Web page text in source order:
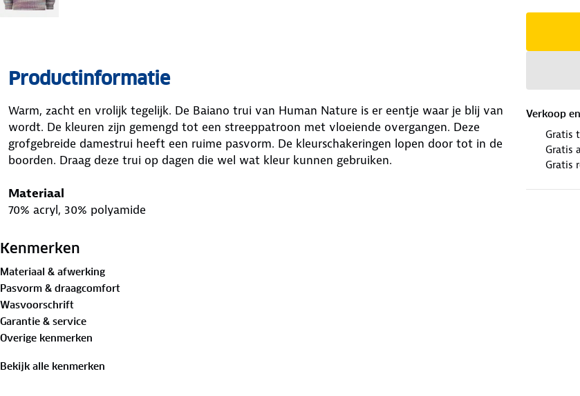
Verkoop
Gratis
Gratis
Gratis
Productinformatie
Warm, zacht en vrolijk tegelijk. De Baiano trui van Human Nature is er eentje waar je blij van
wordt. De kleuren zijn gemengd tot een streeppatroon met vloeiende overgangen. Deze
grofgebreide damestrui heeft een ruime pasvorm. De kleurschakeringen lopen door tot in de
boorden. Draag deze trui op dagen die wel wat kleur kunnen gebruiken.
Materiaal
70% acryl, 30% polyamide
Is je kleding aan vervanging toe? Lever het in bij onze winkels. Wij geven er een nieuwe
Kenmerken
Materiaal & afwerking
Pasvorm & draagcomfort
Wasvoorschrift
Garantie & service
Overige kenmerken
Bekijk alle kenmerken